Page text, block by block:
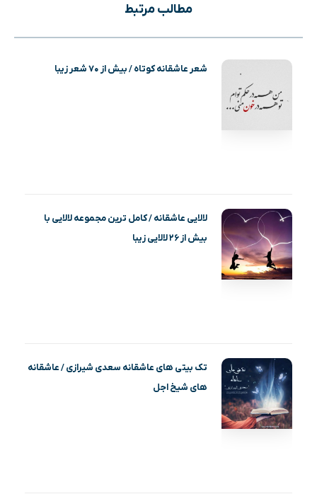
مطالب مرتبط
شعر عاشقانه کوتاه / بیش از ۷۰ شعر زیبا
لالایی عاشقانه / کامل ترین مجموعه لالایی با
بیش از ۲۶ لالایی زیبا
تک بیتی های عاشقانه سعدی شیرازی / عاشقانه
های شیخ اجل